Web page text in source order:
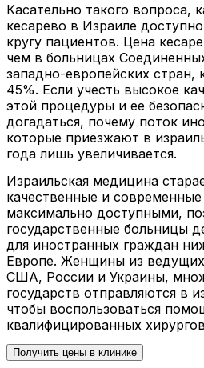
Касательно такого вопроса,
кесарево в Израиле
кругу пациентов. Цена
чем в больницах
западно-европейских
45%. Если учесть высокое
этой процедуры и ее
догадаться, почему поток
которые приезжают в
года лишь увеличивается.
Израильская медицина
качественные и
максимально доступными,
государственные больницы
для иностранных граждан
Европе. Женщины из
США, России и Украины,
государств отправляются в
чтобы воспользоваться
квалифицированных
Получить цены в клинике